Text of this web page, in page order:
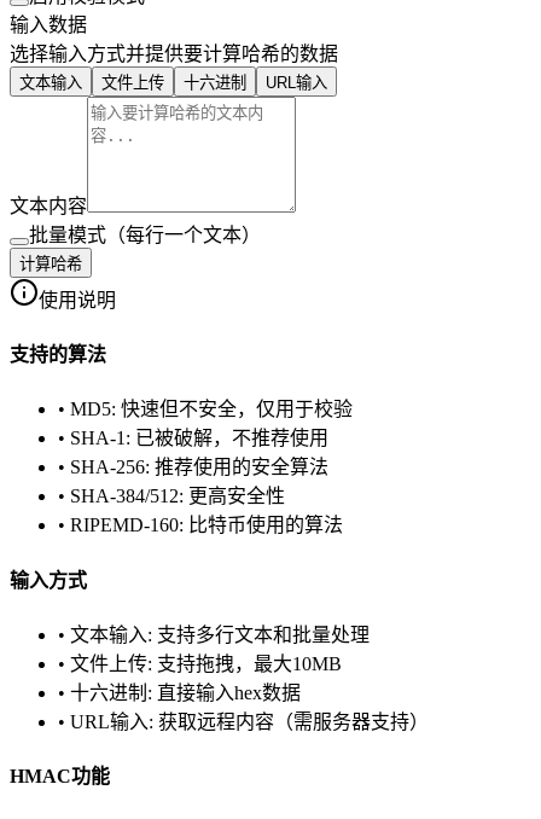
输入数据
选择输入方式并提供要计算哈希的数据
文本输入 文件上传 十六进制 URL输入
文本内容
批量模式（每行一个文本）
计算哈希
使用说明
支持的算法
• MD5: 快速但不安全，仅用于校验
• SHA-1: 已被破解，不推荐使用
• SHA-256: 推荐使用的安全算法
• SHA-384/512: 更高安全性
• RIPEMD-160: 比特币使用的算法
输入方式
• 文本输入: 支持多行文本和批量处理
• 文件上传: 支持拖拽，最大10MB
• 十六进制: 直接输入hex数据
• URL输入: 获取远程内容（需服务器支持）
HMAC功能